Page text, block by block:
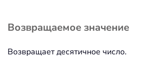
Возвращаемое значение
Возвращает десятичное число.